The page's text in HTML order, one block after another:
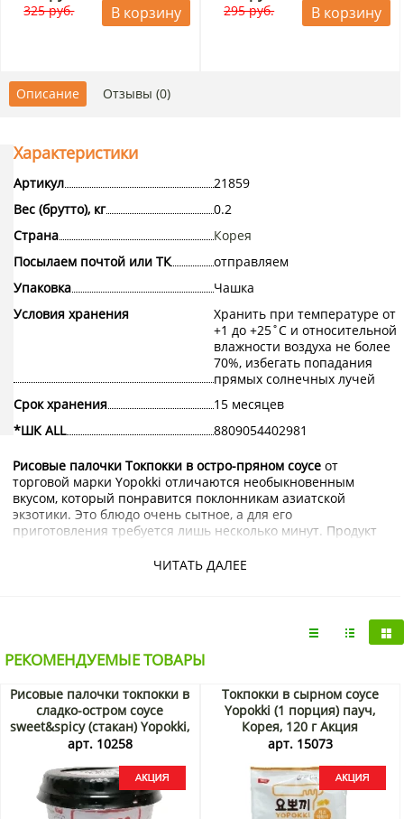
325 руб. В корзину 295 руб. В корзину
Описание Отзывы (0)
ЧИТАТЬ ДАЛЕЕ
Характеристики
Артикул
21859
Вес (брутто), кг
0.2
Страна
Корея
Посылаем почтой или ТК
отправляем
Упаковка
Чашка
Условия хранения
Хранить при температуре от
+1 до +25˚С и относительной
влажности воздуха не более
70%, избегать попадания
прямых солнечных лучей
Срок хранения
15 месяцев
*ШК ALL
8809054402981
Рисовые палочки Токпокки в остро-пряном соусе от
торговой марки Yopokki отличаются необыкновенным
вкусом, который понравится поклонникам азиатской
экзотики. Это блюдо очень сытное, а для его
приготовления требуется лишь несколько минут. Продукт
международных стандартов качества.
РЕКОМЕНДУЕМЫЕ ТОВАРЫ
Рисовые палочки токпокки в
сладко-остром соусе
sweet&spicy (стакан) Yopokki,
Корея, 140 г Акция
арт. 10258
Токпокки в сырном соусе
Yopokki (1 порция) пауч,
Корея, 120 г Акция
арт. 15073